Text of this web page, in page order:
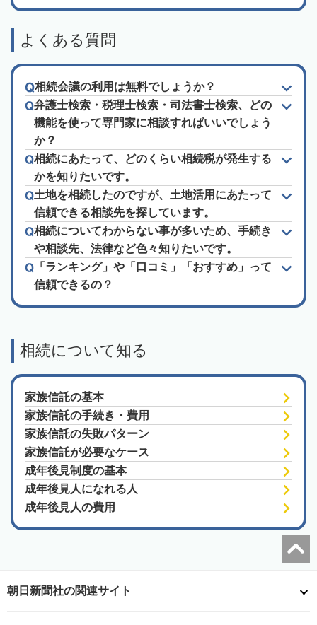
よくある質問
相続会議の利用は無料でしょうか？
弁護士検索・税理士検索・司法書士検索、どの
機能を使って専門家に相談すればいいでしょう
か？
相続にあたって、どのくらい相続税が発生する
かを知りたいです。
土地を相続したのですが、土地活用にあたって
信頼できる相談先を探しています。
相続についてわからない事が多いため、手続き
や相談先、法律など色々知りたいです。
「ランキング」や「口コミ」「おすすめ」って
信頼できるの？
相続について知る
家族信託の基本
家族信託の手続き・費用
家族信託の失敗パターン
家族信託が必要なケース
成年後見制度の基本
成年後見人になれる人
成年後見人の費用
朝日新聞社の関連サイト